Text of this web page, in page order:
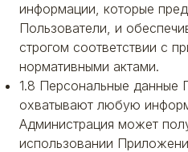
информации, которые
Пользователи, и
строгом соответствии с
нормативными актами.
1.8 Персональные данные
охватывают любую
Администрация может
использовании